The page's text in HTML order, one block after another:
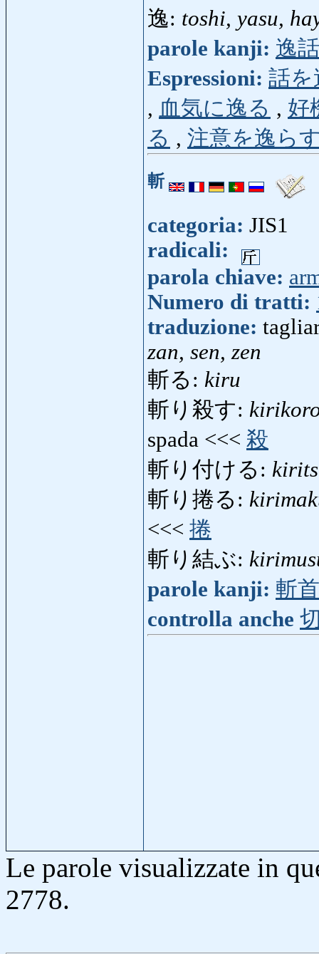
逸: toshi, yasu,
parole kanji: 逸話
Espressioni: 話を
, 血気に逸る , 好
る , 注意を逸ら
斬
categoria: JIS1
radicali:
parola chiave:
Numero di tratti:
traduzione:
zan, sen, zen
斬る: kiru
斬り殺す:
spada <<< 殺
斬り付ける:
斬り捲る:
<<< 捲
斬り結ぶ:
parole kanji: 斬首
controlla anche
Le parole visualizzate in
2778.